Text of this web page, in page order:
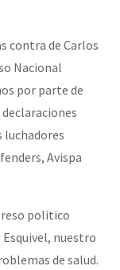
poblaciones y
contra de Carlos
Nacional
por parte de
luchadores
Avispa
politico
nuestro
de salud.